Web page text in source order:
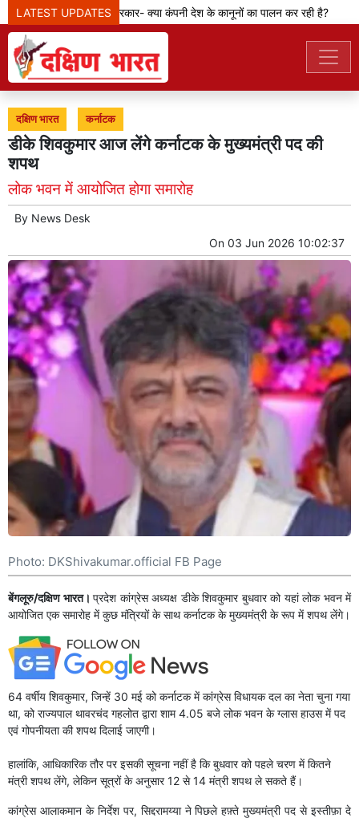
LATEST UPDATES
मेटा टीम से पूछ रही सरकार- क्या कंपनी देश के कानूनों का पालन कर रही है?
दक्षिण भारत कर्नाटक
डीके शिवकुमार आज लेंगे कर्नाटक के मुख्यमंत्री पद की
शपथ
लोक भवन में आयोजित होगा समारोह
By News Desk
On 03 Jun 2026 10:02:37
Photo: DKShivakumar.official FB Page
बेंगलूरु/दक्षिण भारत। प्रदेश कांग्रेस अध्यक्ष डीके शिवकुमार बुधवार को यहां लोक भवन में
आयोजित एक समारोह में कुछ मंत्रियों के साथ कर्नाटक के मुख्यमंत्री के रूप में शपथ लेंगे।
64 वर्षीय शिवकुमार, जिन्हें 30 मई को कर्नाटक में कांग्रेस विधायक दल का नेता चुना गया
था, को राज्यपाल थावरचंद गहलोत द्वारा शाम 4.05 बजे लोक भवन के ग्लास हाउस में पद
एवं गोपनीयता की शपथ दिलाई जाएगी।
हालांकि, आधिकारिक तौर पर इसकी सूचना नहीं है कि बुधवार को पहले चरण में कितने
मंत्री शपथ लेंगे, लेकिन सूत्रों के अनुसार 12 से 14 मंत्री शपथ ले सकते हैं।
कांग्रेस आलाकमान के निर्देश पर, सिद्दरामय्या ने पिछले हफ़्ते मुख्यमंत्री पद से इस्तीफ़ा दे